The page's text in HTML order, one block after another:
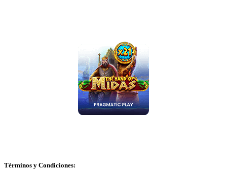
Términos y Condiciones: